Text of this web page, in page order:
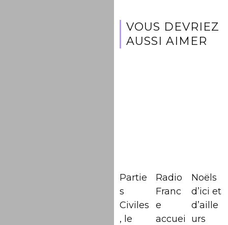
VOUS DEVRIEZ
AUSSI AIMER
Partie
s
Civiles
, le
Radio
Franc
e
accuei
Noëls
d’ici et
d’aille
urs